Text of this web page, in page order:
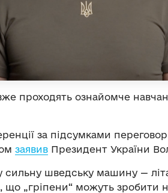
проходять ознайомче
за підсумками
заявив Президент України
шведську машину —
що „гріпени“ можуть зробити